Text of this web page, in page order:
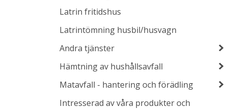
Latrin fritidshus
Latrintömning husbil/husvagn
Andra tjänster
Hämtning av hushållsavfall
Matavfall - hantering och förädling
Intresserad av våra produkter och